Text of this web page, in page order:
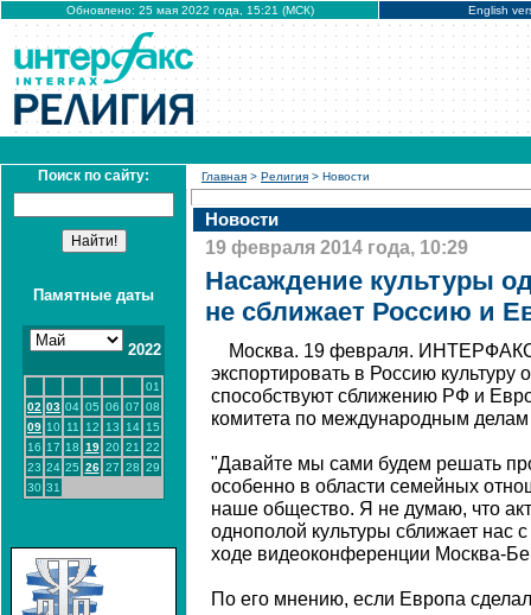
Обновлено: 25 мая 2022 года, 15:21 (МСК) English
Поиск по сайту:
Памятные даты
2022
01
02 03 04 05 06 07 08
09 10 11 12 13 14 15
16 17 18 19 20 21
22
23 24 25 26 27 28 29
30 31
Главная > Религия > Новости
Новости
19 февраля 2014 года, 10:29
Насаждение культуры
не сближает Россию и
Москва. 19 февраля.
экспортировать в Россию культуру
способствуют сближению РФ и
комитета по международным
"Давайте мы сами будем решать
особенно в области семейных
наше общество. Я не думаю, что
однополой культуры сближает нас
ходе видеоконференции Москва-
По его мнению, если Европа